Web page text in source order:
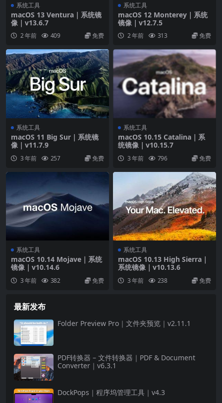
系统工具
macOS 13 Ventura｜系统镜
像｜v13.6.7
2 年前 409 免费
系统工具
macOS 12 Monterey｜系统
镜像｜v12.7.5
2 年前 313 免费
系统工具
macOS 11 Big Sur｜系统镜
像｜v11.7.9
3 年前 257 免费
系统工具
macOS 10.15 Catalina｜系
统镜像｜v10.15.7
3 年前 796 免费
系统工具
macOS 10.14 Mojave｜系统
镜像｜v10.14.6
3 年前 382 免费
系统工具
macOS 10.13 High Sierra｜
系统镜像｜v10.13.6
3 年前 238 免费
最新发布
Folder Preview Pro｜文件夹预览｜v2.11.1
PDF转换器 – 文件转换器｜PDF & Document
Converter｜v6.3.1
DockPops｜程序坞管理工具｜v4.3